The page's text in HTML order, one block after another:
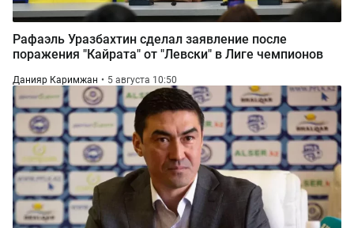
Рафаэль Уразбахтин сделал заявление после
поражения "Кайрата" от "Левски" в Лиге чемпионов
Данияр Каримжан 5 августа 10:50